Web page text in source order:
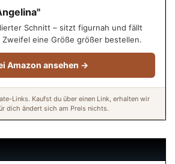
Schnitt – sitzt figurnah und fällt
Zweifel eine Größe größer bestellen.
Amazon ansehen →
Links. Kaufst du über einen Link, erhalten wir
dich ändert sich am Preis nichts.